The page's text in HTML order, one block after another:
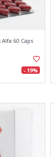
60 Caps
- 19%